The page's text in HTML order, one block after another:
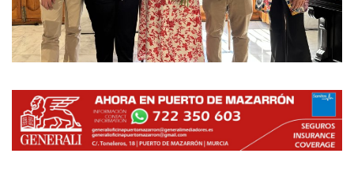
Galerías
Empresas